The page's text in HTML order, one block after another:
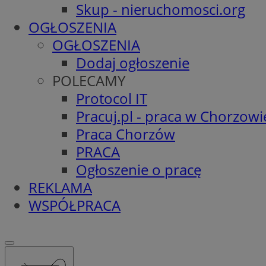
Skup - nieruchomosci.org
OGŁOSZENIA
OGŁOSZENIA
Dodaj ogłoszenie
POLECAMY
Protocol IT
Pracuj.pl - praca w
Praca Chorzów
PRACA
Ogłoszenie o pracę
REKLAMA
WSPÓŁPRACA